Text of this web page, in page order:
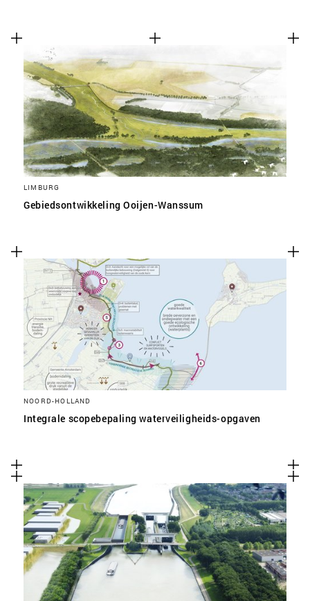
LIMBURG
Gebiedsontwikkeling Ooijen-Wanssum
NOORD-HOLLAND
Integrale scopebepaling waterveiligheids-opgaven